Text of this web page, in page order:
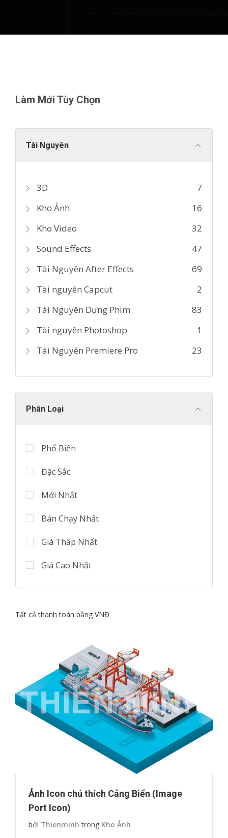
Làm Mới Tùy Chọn
Tài Nguyên
3D
7
Kho Ảnh
16
Kho Video
32
Sound Effects
47
Tài Nguyên After Effects
69
Tài nguyên Capcut
2
Tài Nguyên Dựng Phim
83
Tài nguyên Photoshop
1
Tài Nguyên Premiere Pro
23
Phân Loại
Phổ Biến
Đặc Sắc
Mới Nhất
Bán Chạy Nhất
Giá Thấp Nhất
Giá Cao Nhất
Tất cả thanh toán bằng VNĐ
Ảnh Icon chú thích Cảng Biển (Image
Port Icon)
bởi Thienminh trong Kho Ảnh